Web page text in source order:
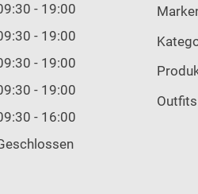
- 19:00
- 19:00
- 19:00
- 19:00
- 16:00
Outfits